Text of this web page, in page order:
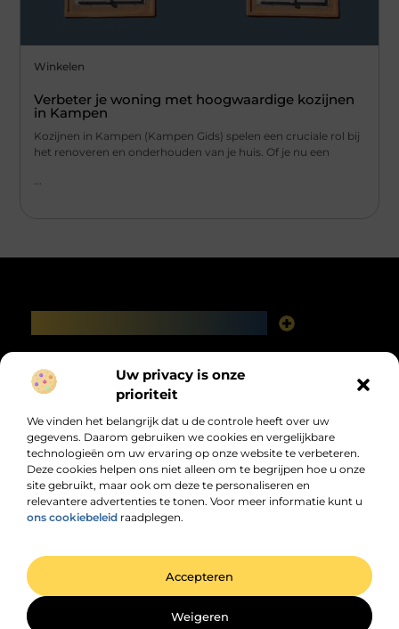
Uw privacy is onze
prioriteit
We vinden het belangrijk dat u de controle heeft over uw
gegevens. Daarom gebruiken we cookies en vergelijkbare
technologieën om uw ervaring op onze website te verbeteren.
Deze cookies helpen ons niet alleen om te begrijpen hoe u onze
site gebruikt, maar ook om deze te personaliseren en
relevantere advertenties te tonen. Voor meer informatie kunt u
ons cookiebeleid raadplegen.
Accepteren
Weigeren
Winkelen
Verbeter je woning met hoogwaardige kozijnen
in Kampen
Kozijnen in Kampen (Kampen Gids) spelen een cruciale rol bij
het renoveren en onderhouden van je huis. Of je nu een
...
Jouw dagelijkse bron van inspiratie en
dagelijks verder helpen.
@2025 All Right Reserved. Design by